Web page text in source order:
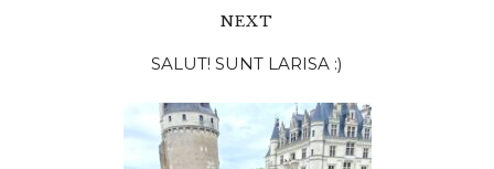
NEXT
principală
SALUT! SUNT LARISA :)